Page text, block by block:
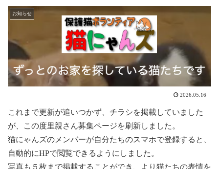
お知らせ
2026.05.16
これまで更新が追いつかず、チラシを掲載していました
が、この度里親さん募集ページを刷新しました。
猫にゃんズのメンバーが自分たちのスマホで登録すると、
自動的にHPで閲覧できるようにしました。
写真も５枚まで掲載することができ、より猫たちの表情を